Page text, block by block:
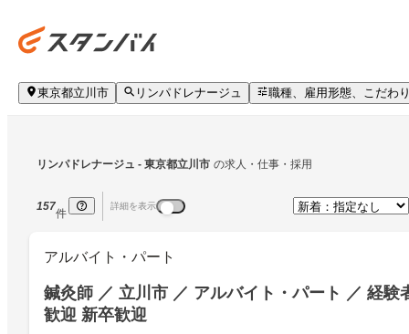
東京都立川市 リンパドレナージュ 職種、雇用形態、こだわ
リンパドレナージュ - 東京都立川市 の求人・仕事・採用
157
件
詳細を表示
アルバイト・パート
鍼灸師 ／ 立川市 ／ アルバイト・パート ／ 経験
歓迎 新卒歓迎